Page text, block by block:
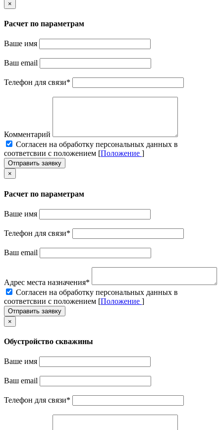
×
Расчет по параметрам
Ваше имя
Ваш email
Телефон для связи*
Комментарий
Cогласен на обработку персональных данных в
соответсвии с положением [Положение ]
Отправить заявку
×
Расчет по параметрам
Ваше имя
Телефон для связи*
Ваш email
Адрес места назначения*
Cогласен на обработку персональных данных в
соответсвии с положением [Положение ]
Отправить заявку
×
Обустройство скважины
Ваше имя
Ваш email
Телефон для связи*